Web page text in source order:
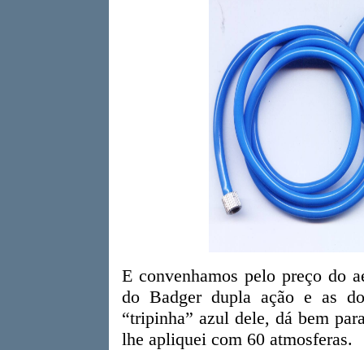
E convenhamos pelo preço do
do Badger dupla ação e as
“tripinha” azul dele, dá bem
lhe apliquei com 60 atmosferas.